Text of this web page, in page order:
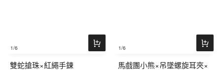
1/6
雙蛇搶珠×紅繩手鍊
1/6
馬戲團小熊×吊墜螺旋耳夾×